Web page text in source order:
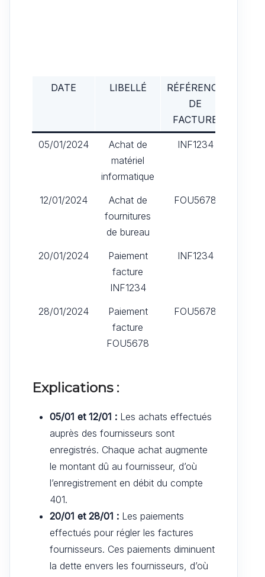
DATE LIBELLÉ
RÉFÉRENCE
DE
FACTURE
05/01/2024
Achat de
matériel
informatique
INF1234
12/01/2024
Achat de
fournitures
de bureau
FOU5678
20/01/2024
Paiement
facture
INF1234
INF1234
28/01/2024
Paiement
facture
FOU5678
FOU5678
Explications :
05/01 et 12/01 : Les achats effectués
auprès des fournisseurs sont
enregistrés. Chaque achat augmente
le montant dû au fournisseur, d’où
l’enregistrement en débit du compte
401.
20/01 et 28/01 : Les paiements
effectués pour régler les factures
fournisseurs. Ces paiements diminuent
la dette envers les fournisseurs, d’où